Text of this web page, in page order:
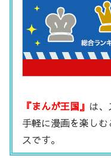
『まんが王国』 は
手軽に漫画を楽し
スです。